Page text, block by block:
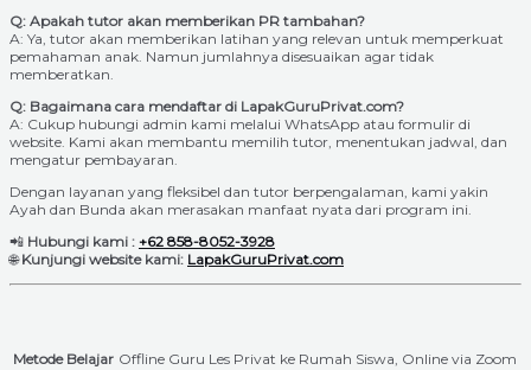
Q: Apakah tutor akan memberikan PR tambahan?
A: Ya, tutor akan memberikan latihan yang relevan untuk memperkuat
pemahaman anak. Namun jumlahnya disesuaikan agar tidak
memberatkan.
Q: Bagaimana cara mendaftar di LapakGuruPrivat.com?
A: Cukup hubungi admin kami melalui WhatsApp atau formulir di
website. Kami akan membantu memilih tutor, menentukan jadwal, dan
mengatur pembayaran.
Dengan layanan yang fleksibel dan tutor berpengalaman, kami yakin
Ayah dan Bunda akan merasakan manfaat nyata dari program ini.
📲 Hubungi kami : +62 858-8052-3928
🌐Kunjungi website kami: LapakGuruPrivat.com
Metode Belajar Offline Guru Les Privat ke Rumah Siswa, Online via Zoom